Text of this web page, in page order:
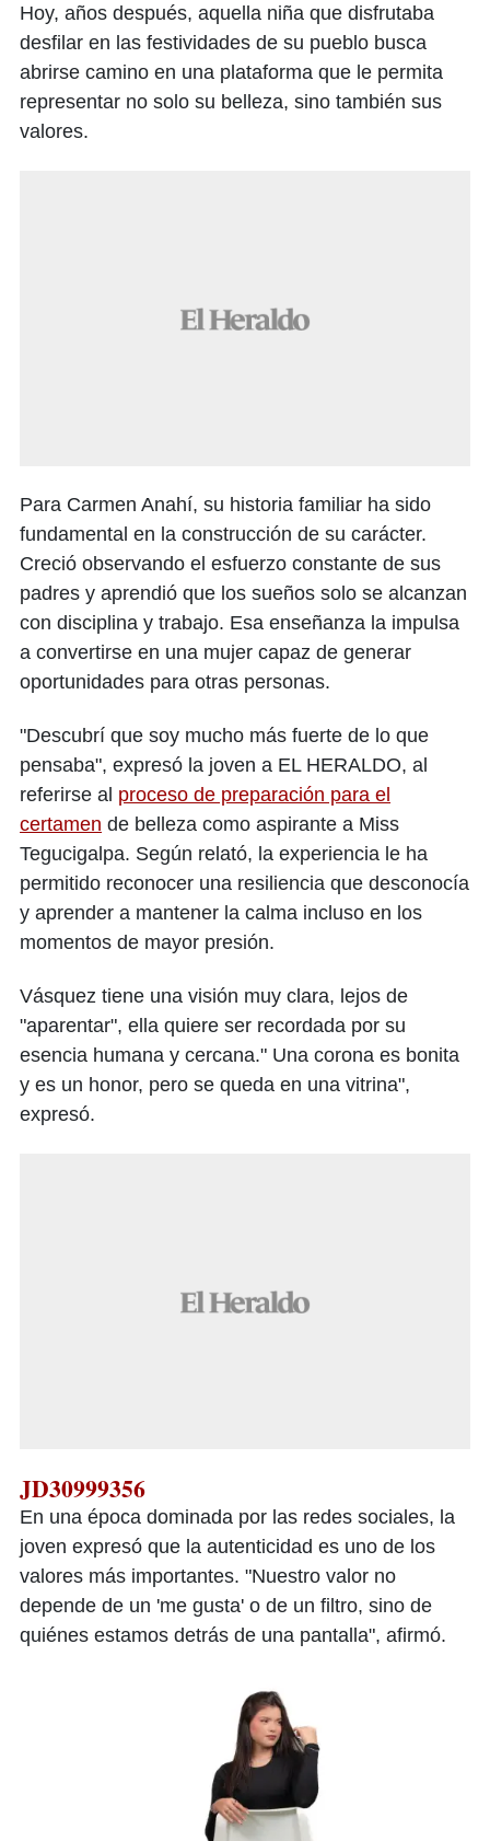
Hoy, años después, aquella niña que disfrutaba
desfilar en las festividades de su pueblo busca
abrirse camino en una plataforma que le permita
representar no solo su belleza, sino también sus
valores.
Para Carmen Anahí, su historia familiar ha sido
fundamental en la construcción de su carácter.
Creció observando el esfuerzo constante de sus
padres y aprendió que los sueños solo se alcanzan
con disciplina y trabajo. Esa enseñanza la impulsa
a convertirse en una mujer capaz de generar
oportunidades para otras personas.
"Descubrí que soy mucho más fuerte de lo que
pensaba", expresó la joven a EL HERALDO, al
referirse al proceso de preparación para el
certamen de belleza como aspirante a Miss
Tegucigalpa. Según relató, la experiencia le ha
permitido reconocer una resiliencia que desconocía
y aprender a mantener la calma incluso en los
momentos de mayor presión.
Vásquez tiene una visión muy clara, lejos de
"aparentar", ella quiere ser recordada por su
esencia humana y cercana." Una corona es bonita
y es un honor, pero se queda en una vitrina",
expresó.
JD30999356
En una época dominada por las redes sociales, la
joven expresó que la autenticidad es uno de los
valores más importantes. "Nuestro valor no
depende de un 'me gusta' o de un filtro, sino de
quiénes estamos detrás de una pantalla", afirmó.